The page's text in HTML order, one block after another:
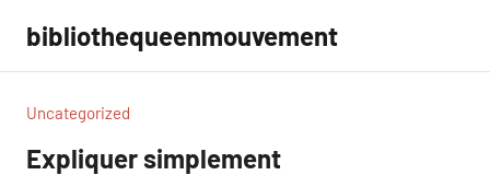
contenu
bibliothequeenmouvement
Uncategorized
Expliquer simplement